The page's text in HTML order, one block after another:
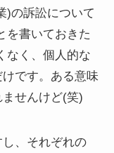
)の訴訟について
を書いておきた
なく、個人的な
です。ある意味
せんけど(笑)
、それぞれの